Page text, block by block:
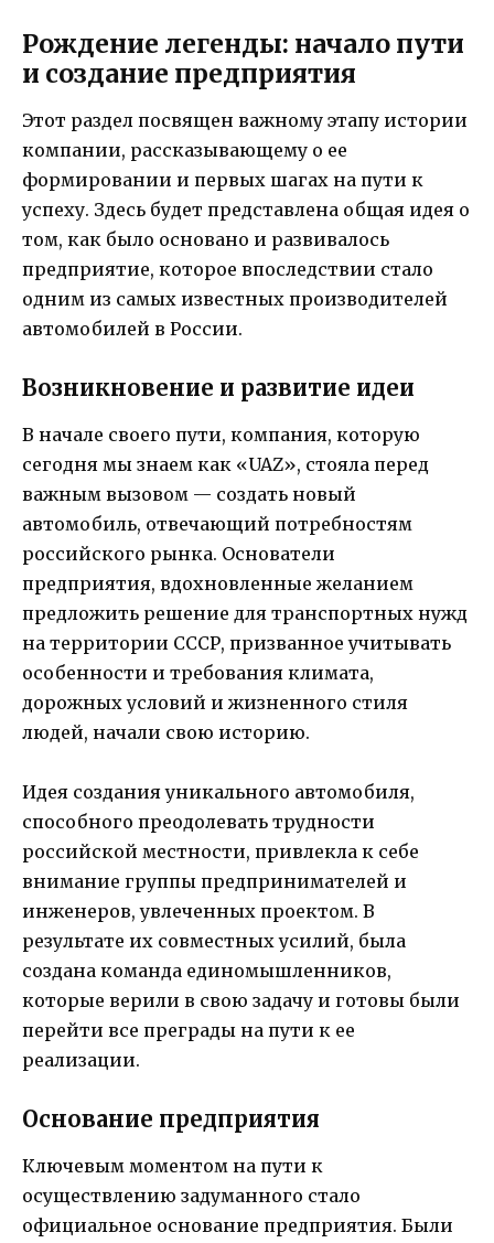
Рождение легенды: начало пути
и создание предприятия
Этот раздел посвящен важному этапу истории
компании, рассказывающему о ее
формировании и первых шагах на пути к
успеху. Здесь будет представлена общая идея о
том, как было основано и развивалось
предприятие, которое впоследствии стало
одним из самых известных производителей
автомобилей в России.
Возникновение и развитие идеи
В начале своего пути, компания, которую
сегодня мы знаем как «UAZ», стояла перед
важным вызовом — создать новый
автомобиль, отвечающий потребностям
российского рынка. Основатели
предприятия, вдохновленные желанием
предложить решение для транспортных нужд
на территории СССР, призванное учитывать
особенности и требования климата,
дорожных условий и жизненного стиля
людей, начали свою историю.
Идея создания уникального автомобиля,
способного преодолевать трудности
российской местности, привлекла к себе
внимание группы предпринимателей и
инженеров, увлеченных проектом. В
результате их совместных усилий, была
создана команда единомышленников,
которые верили в свою задачу и готовы были
перейти все преграды на пути к ее
реализации.
Основание предприятия
Ключевым моментом на пути к
осуществлению задуманного стало
официальное основание предприятия. Были